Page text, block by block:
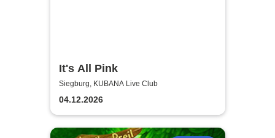
It's All Pink
Siegburg, KUBANA Live Club
04.12.2026